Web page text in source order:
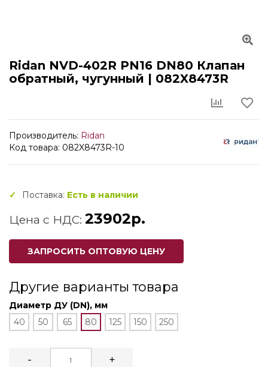
Ridan NVD-402R PN16 DN80 Клапан
обратный, чугунный | 082X8473R
Производитель: Ridan
Код товара: 082X8473R-10
Поставка: Есть в наличии
Цена с НДС: 23902р.
ЗАПРОСИТЬ ОПТОВУЮ ЦЕНУ
Другие варианты товара
Диаметр ДУ (DN), мм
40
50 65 80 125 150 250
- +